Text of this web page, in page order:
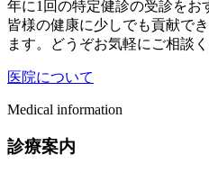
年に1回の特定健診の受診をお
皆様の健康に少しでも貢献で
ます。どうぞお気軽にご相談く
医院について
Medical information
診療案内